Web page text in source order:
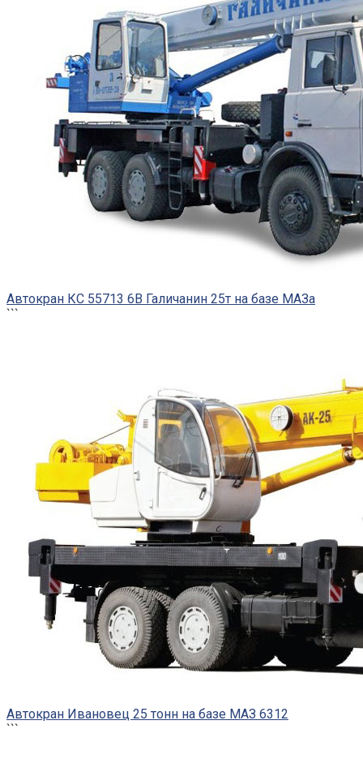
Автокран КС 55713 6В Галичанин 25т на базе МАЗа
```
Автокран Ивановец 25 тонн на базе МАЗ 6312
```